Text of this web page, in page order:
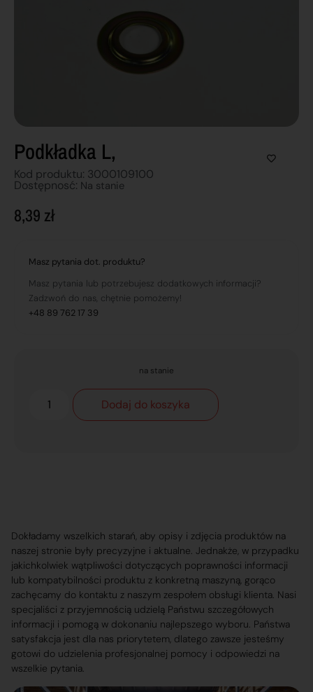
Podkładka L,
Kod produktu: 3000109100
Dostępnosć: Na stanie
8,39 zł
Masz pytania dot. produktu?
Masz pytania lub potrzebujesz dodatkowych informacji?
Zadzwoń do nas, chętnie pomożemy!
+48 89 762 17 39
na stanie
Dodaj do koszyka
Dokładamy wszelkich starań, aby opisy i zdjęcia produktów na
naszej stronie były precyzyjne i aktualne. Jednakże, w przypadku
jakichkolwiek wątpliwości dotyczących poprawności informacji
lub kompatybilności produktu z konkretną maszyną, gorąco
zachęcamy do kontaktu z naszym zespołem obsługi klienta. Nasi
specjaliści z przyjemnością udzielą Państwu szczegółowych
informacji i pomogą w dokonaniu najlepszego wyboru. Państwa
satysfakcja jest dla nas priorytetem, dlatego zawsze jesteśmy
gotowi do udzielenia profesjonalnej pomocy i odpowiedzi na
wszelkie pytania.